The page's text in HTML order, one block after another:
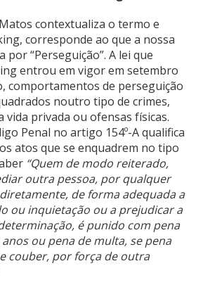
contextualiza o termo e
corresponde ao que a nossa
por “Perseguição”. A lei que
entrou em vigor em setembro
comportamentos de perseguição
noutro tipo de crimes,
vida privada ou ofensas físicas.
Penal no artigo 154º-A qualifica
atos que se enquadrem no tipo
“Quem de modo reiterado,
outra pessoa, por qualquer
de forma adequada a
ou inquietação ou a prejudicar a
é punido com pena
ou pena de multa, se pena
couber, por força de outra